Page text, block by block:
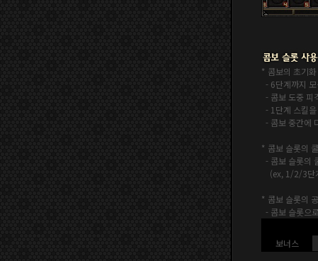
* 콤보의 초기
- 6단계까지
- 콤보 도중 피
- 1단계 스킬
- 콤보 중간에
* 콤보 슬롯의
- 콤보 슬롯의
(ex, 1/2/3단
* 콤보 슬롯의
- 콤보 슬롯으
보너스